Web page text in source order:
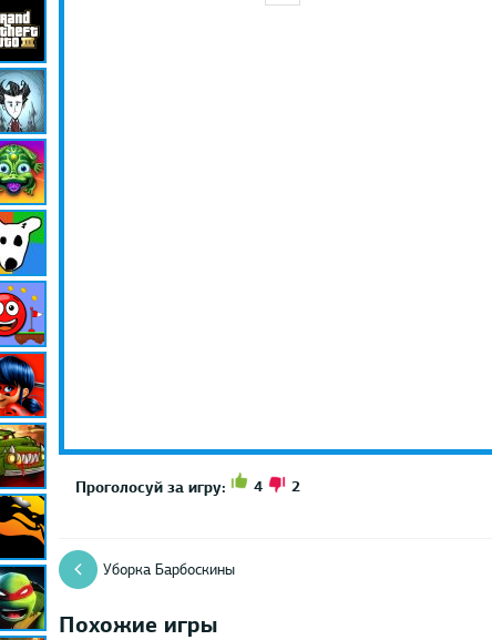
Проголосуй за игру: 4 2
Уборка Барбоскины
Похожие игры